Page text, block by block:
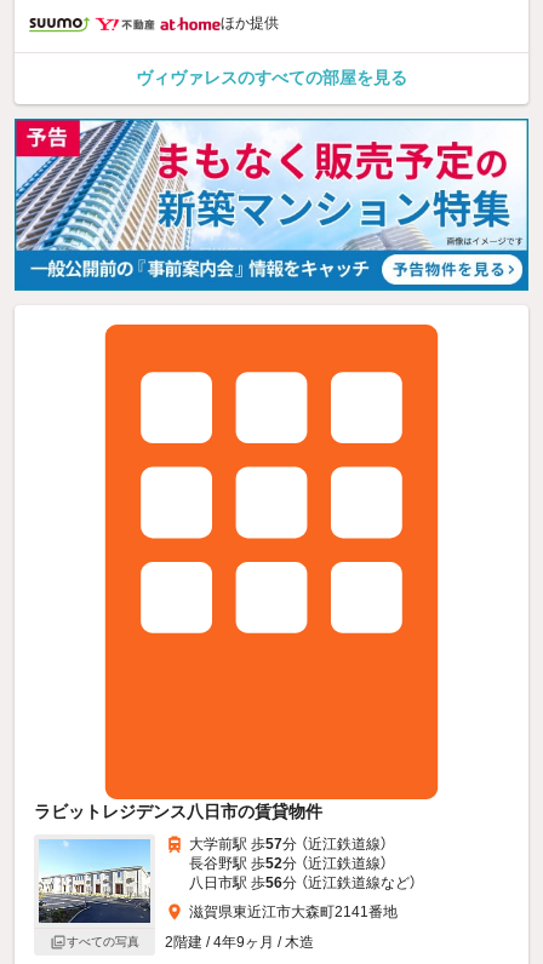
ほか提供
ヴィヴァレスのすべての部屋を見る
ラビットレジデンス八日市の賃貸物件
すべての写真
大学前駅 歩57分 （近江鉄道線）
長谷野駅 歩52分 （近江鉄道線）
八日市駅 歩56分 （近江鉄道線など）
滋賀県東近江市大森町2141番地
2階建 / 4年9ヶ月 / 木造